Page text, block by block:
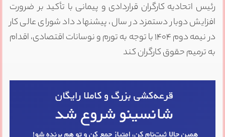
رئیس اتحادیه کارگران قراردادی و پیمانی با تأکید بر ضرورت
افزایش دوبار دستمزد در سال، پیشنهاد داد شورای عالی کار
در نیمه دوم ۱۴۰۴ با توجه به تورم و نوسانات اقتصادی، اقدام
به ترمیم حقوق کارگران کند